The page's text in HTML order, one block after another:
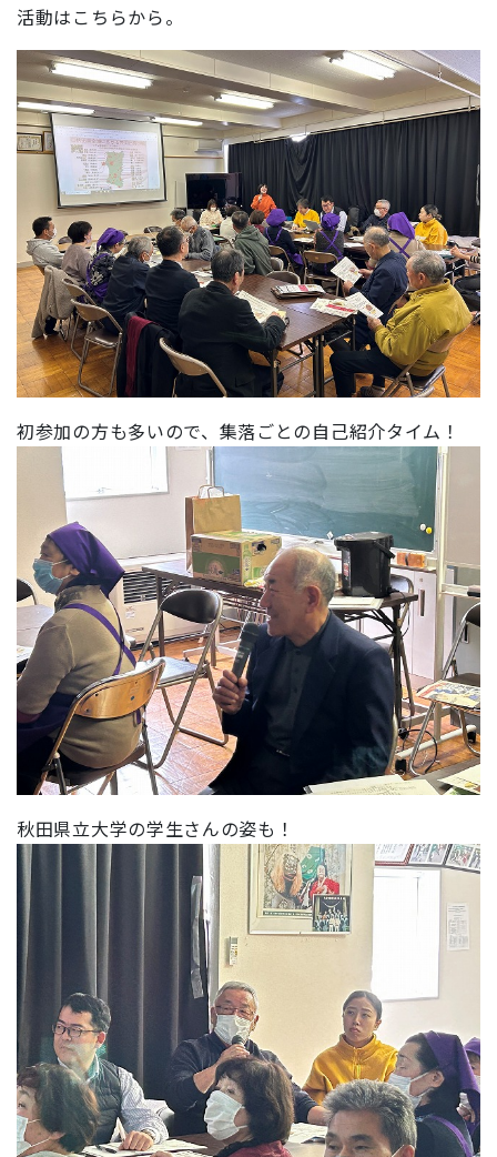
活動はこちらから。
初参加の方も多いので、集落ごとの自己紹介タイム！
秋田県立大学の学生さんの姿も！